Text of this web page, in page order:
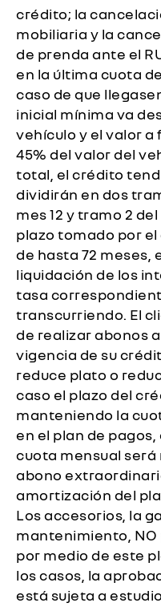
crédito; la
mobiliaria y la
de prenda ante el
en la última cuota
caso de que
inicial mínima va
vehículo y el valor
45% del valor del
total, el crédito
dividirán en dos
mes 12 y tramo 2
plazo tomado por
de hasta 72 meses,
liquidación de los
tasa
transcurriendo. El
de realizar abonos
vigencia de su
reduce plato o
caso el plazo del
manteniendo la
en el plan de
cuota mensual
abono
amortización del
Los accesorios, la
mantenimiento,
por medio de este
los casos, la
está sujeta a